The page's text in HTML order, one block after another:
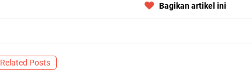
Bagikan artikel ini
Related Posts